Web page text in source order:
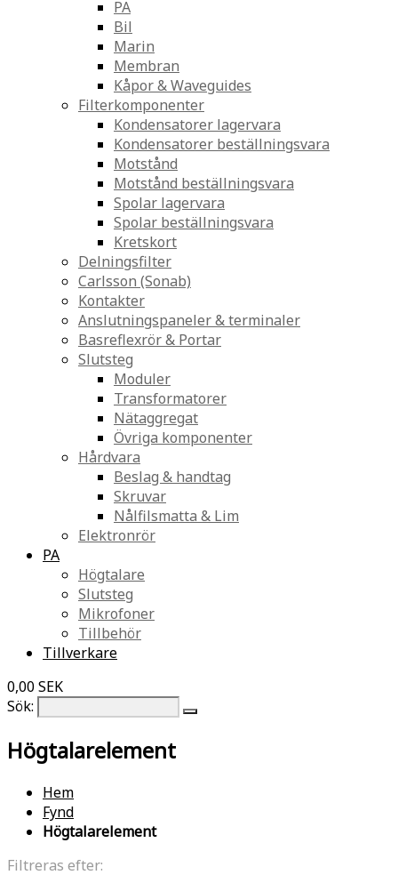
PA
Bil
Marin
Membran
Kåpor & Waveguides
Filterkomponenter
Kondensatorer lagervara
Kondensatorer beställningsvara
Motstånd
Motstånd beställningsvara
Spolar lagervara
Spolar beställningsvara
Kretskort
Delningsfilter
Carlsson (Sonab)
Kontakter
Anslutningspaneler & terminaler
Basreflexrör & Portar
Slutsteg
Moduler
Transformatorer
Nätaggregat
Övriga komponenter
Hårdvara
Beslag & handtag
Skruvar
Nålfilsmatta & Lim
Elektronrör
PA
Högtalare
Slutsteg
Mikrofoner
Tillbehör
Tillverkare
0,00 SEK
Sök:
Högtalarelement
Hem
Fynd
Högtalarelement
Filtreras efter: